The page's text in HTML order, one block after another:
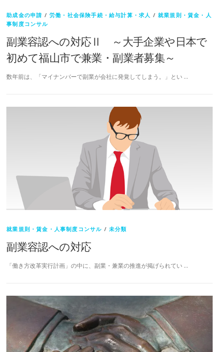
助成金の申請 / 労働・社会保険手続・給与計算・求人 / 就業規則・賃金・人
事制度コンサル
副業容認への対応Ⅱ ～大手企業や日本で
初めて福山市で兼業・副業者募集～
数年前は、「マイナンバーで副業が会社に発覚してしまう。」とい …
就業規則・賃金・人事制度コンサル / 未分類
副業容認への対応
「働き方改革実行計画」の中に、副業・兼業の推進が掲げられてい …